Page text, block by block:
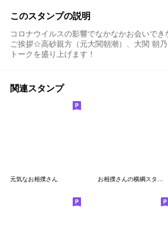
このスタンプの説明
コロナウイルスの影響でなかなかお会いで
ご挨拶☆高砂親方（元大関朝潮）、大関 朝
トークを盛り上げます！
関連スタンプ
元気なお相撲さん お相撲さんの横綱スタンプ